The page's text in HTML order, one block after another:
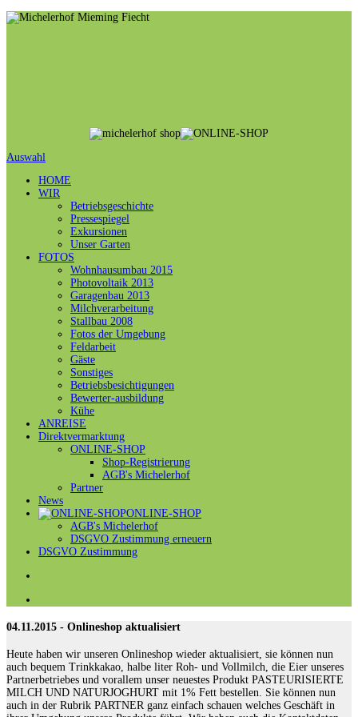
Auswahl
HOME
WIR
Betriebsgeschichte
Pressespiegel
Exkursionen
Unser Garten
FOTOS
Wohnhausumbau 2015
Photovoltaik 2013
Garagenbau 2013
Milchverarbeitung
Stallbau 2008
Fotos der Umgebung
Feldarbeit
Gäste
Sonstiges
Betriebsbesichtigungen
Bewerter-ausbildung
Kühe
ANREISE
Direktvermarktung
ONLINE-SHOP
Shop-Registrierung
AGB's Michelerhof
Partner
News
ONLINE-SHOP
AGB's Michelerhof
DSGVO Zustimmung erneuern
DSGVO Zustimmung
04.11.2015 - Onlineshop aktualisiert
Heute haben wir unseren Onlineshop wieder aktualisiert, sie können nun
auch bequem Trinkkakao, halbe liter Roh- und Vollmilch, die Eier unseres
Partnerbetriebes und vorallem unser neuestes Produkt PASTEURISIERTE
MILCH UND NATURJOGHURT mit 1% Fett bestellen. Sie können nun
auch in der Rubrik PARTNER ganz einfach schauen welches Geschäft in